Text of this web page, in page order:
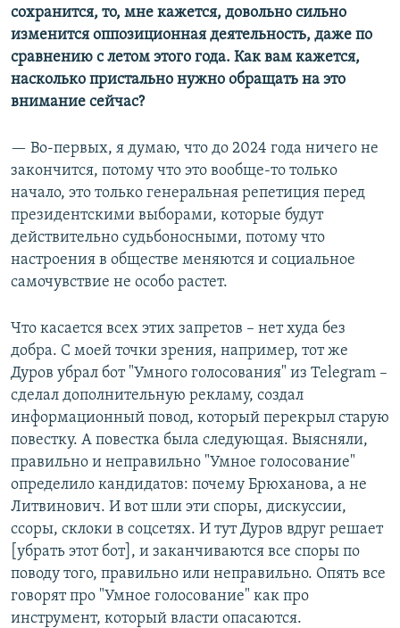
сохранится, то, мне кажется, довольно сильно
изменится оппозиционная деятельность, даже по
сравнению с летом этого года. Как вам кажется,
насколько пристально нужно обращать на это
внимание сейчас?
— Во-первых, я думаю, что до 2024 года ничего не
закончится, потому что это вообще-то только
начало, это только генеральная репетиция перед
президентскими выборами, которые будут
действительно судьбоносными, потому что
настроения в обществе меняются и социальное
самочувствие не особо растет.
Что касается всех этих запретов – нет худа без
добра. С моей точки зрения, например, тот же
Дуров убрал бот "Умного голосования" из Telegram –
сделал дополнительную рекламу, создал
информационный повод, который перекрыл старую
повестку. А повестка была следующая. Выясняли,
правильно и неправильно "Умное голосование"
определило кандидатов: почему Брюханова, а не
Литвинович. И вот шли эти споры, дискуссии,
ссоры, склоки в соцсетях. И тут Дуров вдруг решает
[убрать этот бот], и заканчиваются все споры по
поводу того, правильно или неправильно. Опять все
говорят про "Умное голосование" как про
инструмент, который власти опасаются.